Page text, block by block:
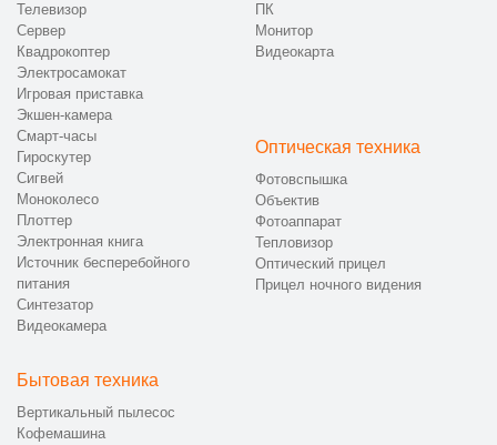
Телевизор
Сервер
Квадрокоптер
Электросамокат
Игровая приставка
Экшен-камера
Смарт-часы
Гироскутер
Сигвей
Моноколесо
Плоттер
Электронная книга
Источник бесперебойного
питания
Синтезатор
Видеокамера
ПК
Монитор
Видеокарта
Оптическая техника
Фотовспышка
Объектив
Фотоаппарат
Тепловизор
Оптический прицел
Прицел ночного видения
Бытовая техника
Вертикальный пылесос
Кофемашина